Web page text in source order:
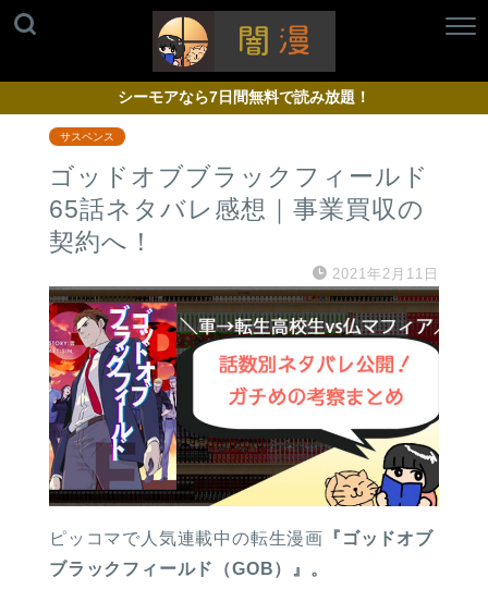
シーモアなら7日間無料で読み放題！
サスペンス
ゴッドオブブラックフィールド
65話ネタバレ感想｜事業買収の
契約へ！
2021年2月11日
ピッコマで人気連載中の転生漫画 『ゴッドオブ
ブラックフィールド（GOB）』。